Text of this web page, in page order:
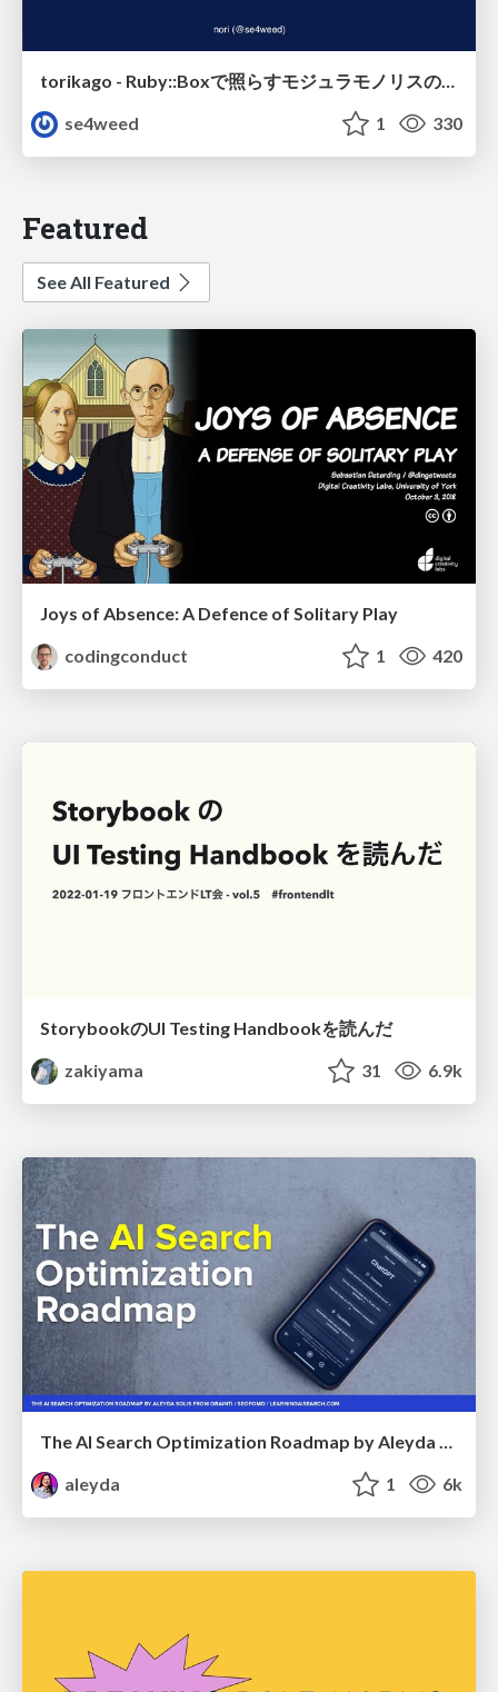
torikago - Ruby::Boxで照らすモジュラモノリスの実行境界
se4weed
1 330
Featured
See All Featured
Joys of Absence: A Defence of Solitary Play
codingconduct
1 420
StorybookのUI Testing Handbookを読んだ
zakiyama
31 6.9k
The AI Search Optimization Roadmap by Aleyda Solis
aleyda
1 6k